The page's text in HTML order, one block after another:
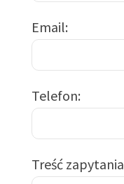
Email
Telefon
Treść zapytania